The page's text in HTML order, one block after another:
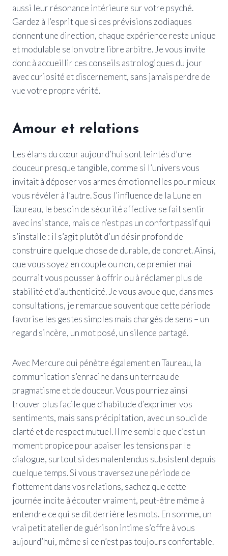
aussi leur résonance intérieure sur votre psyché.
Gardez à l’esprit que si ces prévisions zodiaques
donnent une direction, chaque expérience reste unique
et modulable selon votre libre arbitre. Je vous invite
donc à accueillir ces conseils astrologiques du jour
avec curiosité et discernement, sans jamais perdre de
vue votre propre vérité.
Amour et relations
Les élans du cœur aujourd’hui sont teintés d’une
douceur presque tangible, comme si l’univers vous
invitait à déposer vos armes émotionnelles pour mieux
vous révéler à l’autre. Sous l’influence de la Lune en
Taureau, le besoin de sécurité affective se fait sentir
avec insistance, mais ce n’est pas un confort passif qui
s’installe : il s’agit plutôt d’un désir profond de
construire quelque chose de durable, de concret. Ainsi,
que vous soyez en couple ou non, ce premier mai
pourrait vous pousser à offrir ou à réclamer plus de
stabilité et d’authenticité. Je vous avoue que, dans mes
consultations, je remarque souvent que cette période
favorise les gestes simples mais chargés de sens – un
regard sincère, un mot posé, un silence partagé.
Avec Mercure qui pénètre également en Taureau, la
communication s’enracine dans un terreau de
pragmatisme et de douceur. Vous pourriez ainsi
trouver plus facile que d’habitude d’exprimer vos
sentiments, mais sans précipitation, avec un souci de
clarté et de respect mutuel. Il me semble que c’est un
moment propice pour apaiser les tensions par le
dialogue, surtout si des malentendus subsistent depuis
quelque temps. Si vous traversez une période de
flottement dans vos relations, sachez que cette
journée incite à écouter vraiment, peut-être même à
entendre ce qui se dit derrière les mots. En somme, un
vrai petit atelier de guérison intime s’offre à vous
aujourd’hui, même si ce n’est pas toujours confortable.